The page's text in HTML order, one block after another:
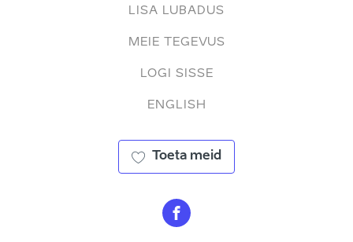
LISA LUBADUS
MEIE TEGEVUS
LOGI SISSE
ENGLISH
Toeta meid